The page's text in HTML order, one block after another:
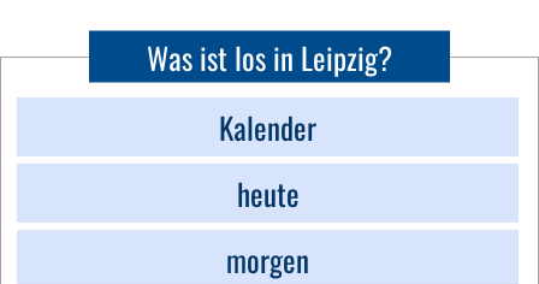
Was ist los in Leipzig?
Kalender
heute
morgen